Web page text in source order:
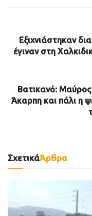
Εξιχνιάστηκαν
έγιναν στη
Βατικανό: Μαύρος
Άκαρπη και πάλι η
ΣχετικάΆρθρα